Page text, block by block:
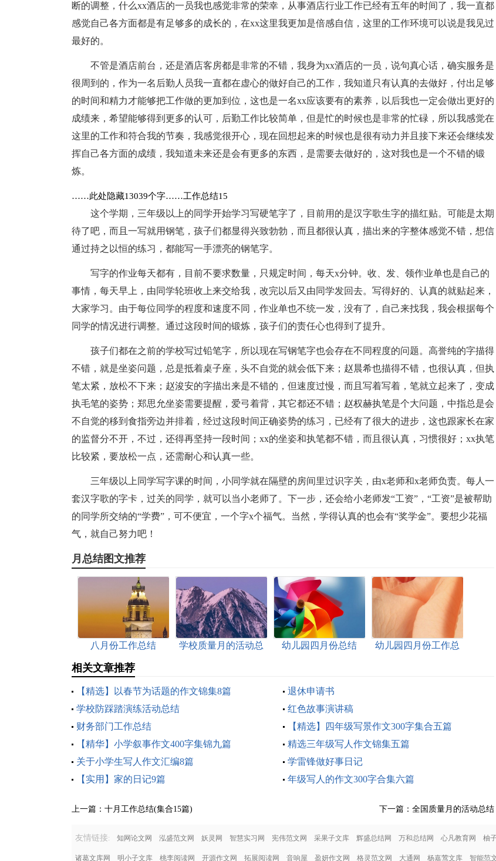
断的调整，什么xx酒店的一员我也感觉非常的荣幸，从事酒店行业工作已经有五年的时间了，我一直都
感觉自己各方面都是有足够多的成长的，在xx这里我更加是倍感自信，这里的工作环境可以说是我见过
最好的。
不管是酒店前台，还是酒店客房都是非常的不错，我身为xx酒店的一员，说句真心话，确实服务是
很周到的，作为一名后勤人员我一直都在虚心的做好自己的工作，我知道只有认真的去做好，付出足够
的时间和精力才能够把工作做的更加到位，这也是一名xx应该要有的素养，以后我也一定会做出更好的
成绩来，希望能够得到更多的认可，后勤工作比较简单，但是忙的时候也是非常的忙碌，所以我感觉在
这里的工作和符合我的节奏，我感觉很开心，现在回想起来的时候也是很有动力并且接下来还会继续发
挥自己各方面的成绩，我知道未来还是会有更多的东西，是需要去做好的，这对我也是一个不错的锻
炼。
……此处隐藏13039个字……工作总结15
这个学期，三年级以上的同学开始学习写硬笔字了，目前用的是汉字歌生字的描红贴。可能是太期
待了吧，而且一写就用钢笔，孩子们都显得兴致勃勃，而且都很认真，描出来的字整体感觉不错，想信
通过持之以恒的练习，都能写一手漂亮的钢笔字。
写字的作业每天都有，目前不要求数量，只规定时间，每天x分钟。收、发、领作业单也是自己的
事情，每天早上，由同学轮班收上来交给我，改完以后又由同学发回去。写得好的、认真的就贴起来，
大家学习。由于每位同学的程度和速度不同，作业单也不统一发，没有了，自己来找我，我会根据每个
同学的情况进行调整。通过这段时间的锻炼，孩子们的责任心也得到了提升。
孩子们都在之前的学校写过铅笔字，所以现在写钢笔字也会存在不同程度的问题。高誉纯的字描得
不错，就是坐姿问题，总是抵着桌子座，头不自觉的就会低下来；赵晨希也描得不错，也很认真，但执
笔太紧，放松不下来；赵浚安的字描出来是不错的，但速度过慢，而且写着写着，笔就立起来了，变成
执毛笔的姿势；郑思允坐姿需要提醒，爱弓着背，其它都还不错；赵权赫执笔是个大问题，中指总是会
不自觉的移到食指旁边并排着，经过这段时间正确姿势的练习，已经有了很大的进步，这也跟家长在家
的监督分不开，不过，还得再坚持一段时间；xx的坐姿和执笔都不错，而且很认真，习惯很好；xx执笔
比较紧，要放松一点，还需耐心和认真一些。
三年级以上同学写字课的时间，小同学就在隔壁的房间里过识字关，由x老师和x老师负责。每人一
套汉字歌的字卡，过关的同学，就可以当小老师了。下一步，还会给小老师发“工资”，“工资”是被帮助
的同学所交纳的“学费”，可不便宜，一个字x个福气。当然，学得认真的也会有“奖学金”。要想少花福
气，就自己努力吧！
月总结图文推荐
八月份工作总结
学校质量月的活动总
幼儿园四月份总结
幼儿园四月份工作总
相关文章推荐
【精选】以春节为话题的作文锦集8篇
退休申请书
学校防踩踏演练活动总结
红色故事演讲稿
财务部门工作总结
【精选】四年级写景作文300字集合五篇
【精华】小学叙事作文400字集锦九篇
精选三年级写人作文锦集五篇
关于小学生写人作文汇编8篇
学雷锋做好事日记
【实用】家的日记9篇
年级写人的作文300字合集六篇
上一篇： 十月工作总结(集合15篇) 下一篇： 全国质量月的活动总结
友情链接: 知网论文网 泓盛范文网 妖灵网 智慧实习网 宪伟范文网 采果子文库 辉盛总结网 万和总结网 心凡教育网 柚
诸葛文库网 明小子文库 桃李阅读网 开源作文网 拓展阅读网 音响屋 盈妍作文网 格灵范文网 大通网 杨嘉莺文库 智能范